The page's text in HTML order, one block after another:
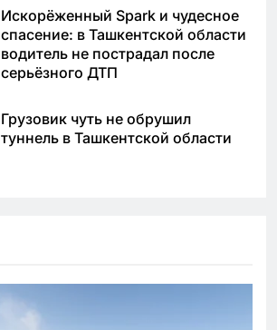
Искорёженный Spark и чудесное
спасение: в Ташкентской области
водитель не пострадал после
серьёзного ДТП
Грузовик чуть не обрушил
туннель в Ташкентской области